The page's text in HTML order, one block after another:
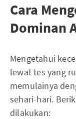
Cara
Dominan
Mengetahui
lewat tes yang
memulainya
sehari-hari.
dilakukan: